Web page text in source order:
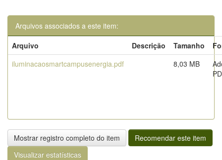
Arquivos associados a este item:
Arquivo
Descrição Tamanho
iluminacaosmartcampusenergia.pdf
8,03 MB
Mostrar registro completo do item
Recomendar este item
Visualizar estatísticas